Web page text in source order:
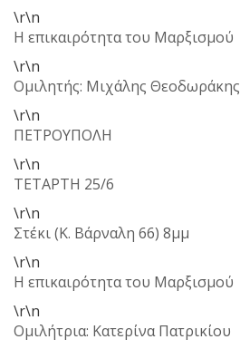
\r\n
Η επικαιρότητα του Μαρξισμού
\r\n
Ομιλητής: Μιχάλης Θεοδωράκης
\r\n
ΠΕΤΡΟΥΠΟΛΗ
\r\n
TΕΤΑΡΤΗ 25/6
\r\n
Στέκι (Κ. Βάρναλη 66) 8μμ
\r\n
Η επικαιρότητα του Μαρξισμού
\r\n
Ομιλήτρια: Κατερίνα Πατρικίου